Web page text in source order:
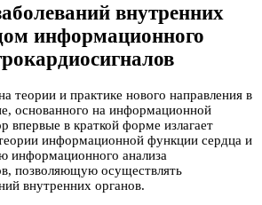
внутренних
информационного
теории и практике нового направления в
основанного на информационной
впервые в краткой форме излагает
информационной функции сердца и
информационного анализа
позволяющую осуществлять
внутренних органов.